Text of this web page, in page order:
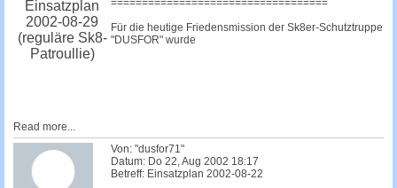
Einsatzplan
2002-08-29
(reguläre Sk8-
Patroullie)
===================================
Für die heutige Friedensmission der Sk8er-Schutztruppe
"DUSFOR" wurde
Read more...
Von: "dusfor71"
Datum: Do 22, Aug 2002 18:17
Betreff: Einsatzplan 2002-08-22